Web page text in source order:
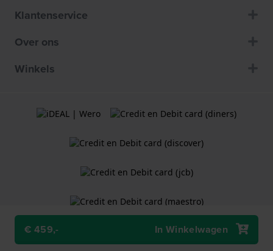
€ 459,- In Winkelwagen
Klantenservice
Over ons
Winkels